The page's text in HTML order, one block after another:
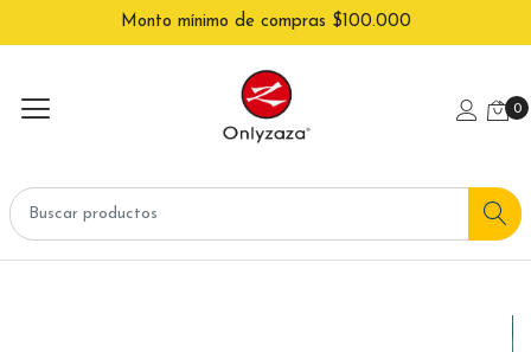
Monto mínimo de compras $100.000
0